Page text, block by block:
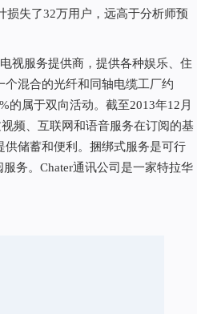
损失了32万用户，远高于分析师预
视服务提供商，提供各种娱乐、住
混合的光纤和同轴电缆工厂约
的属于双向活动。截至2013年12月
频、互联网和语音服务在订阅的基
储蓄和便利。捆绑式服务是可行
务。Chater通讯公司是一家特拉华